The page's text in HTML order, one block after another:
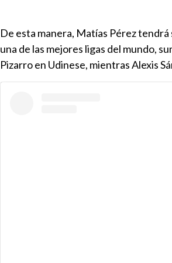
De esta manera, Matías Pérez
una de las mejores ligas del mundo,
Pizarro en Udinese, mientras Alexis